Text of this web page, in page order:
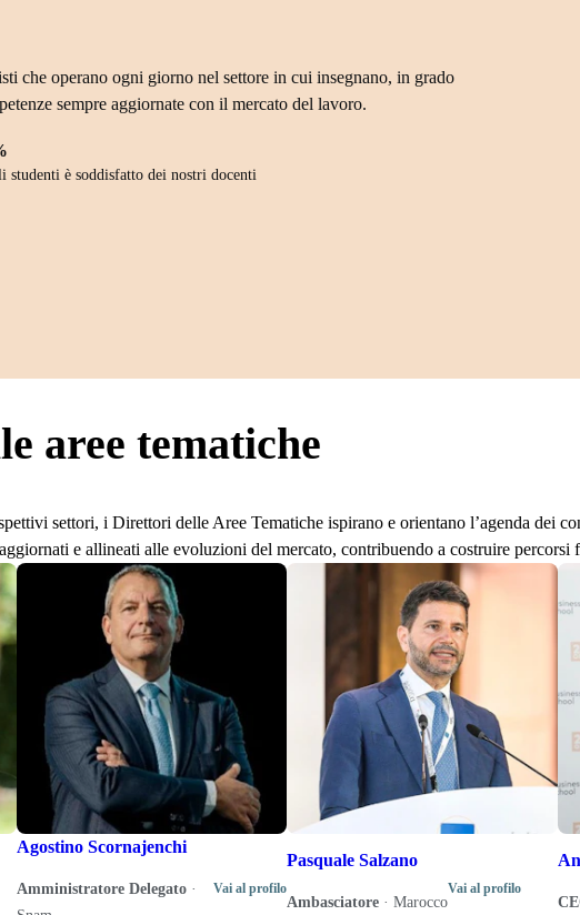
che operano ogni giorno nel settore in cui insegnano, in grado
sempre aggiornate con il mercato del lavoro.
studenti è soddisfatto dei nostri docenti
aree tematiche
settori, i Direttori delle Aree Tematiche ispirano e orientano l’agenda dei
e allineati alle evoluzioni del mercato, contribuendo a costruire
Agostino Scornajenchi
Amministratore Delegato ·
Vai al profilo
Pasquale Salzano
Ambasciatore · Marocco
Vai al profilo